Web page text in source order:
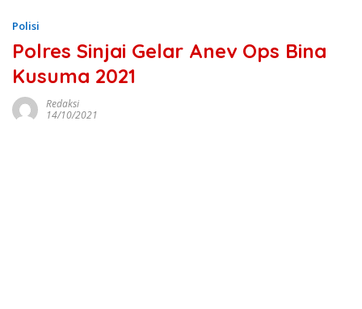
Polisi
Polres Sinjai Gelar Anev Ops Bina
Kusuma 2021
Redaksi
14/10/2021